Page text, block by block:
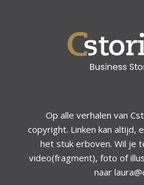
Op alle verhalen van
copyright. Linken kan altijd,
het stuk erboven. Wil je
video(fragment), foto of
naar